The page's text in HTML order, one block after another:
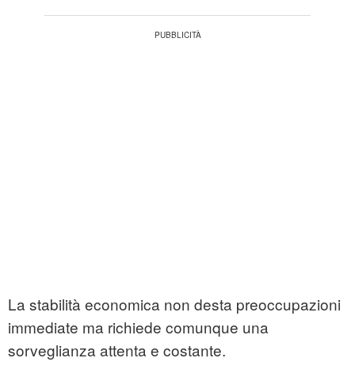
La stabilità economica non desta preoccupazioni
immediate ma richiede comunque una
sorveglianza attenta e costante.